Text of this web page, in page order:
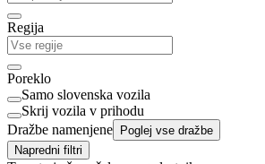
Regija
Poreklo
Samo slovenska vozila
Skrij vozila v prihodu
Dražbe namenjene Poglej vse dražbe
Napredni filtri